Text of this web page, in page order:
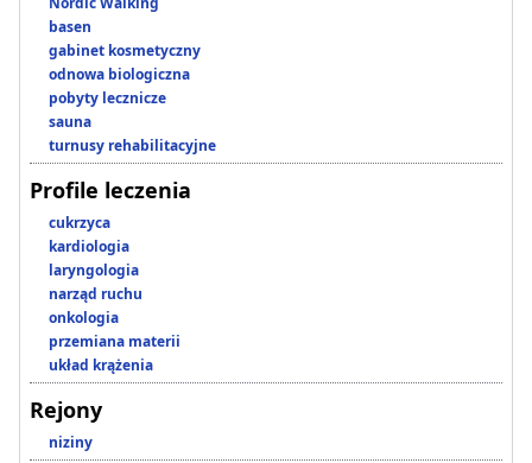
basen
gabinet kosmetyczny
odnowa biologiczna
pobyty lecznicze
sauna
turnusy rehabilitacyjne
Profile leczenia
cukrzyca
kardiologia
laryngologia
narząd ruchu
onkologia
przemiana materii
układ krążenia
Rejony
niziny